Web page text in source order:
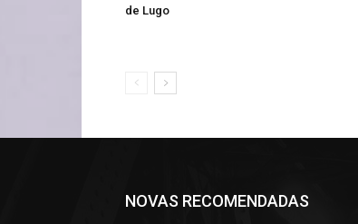
de Lugo
NOVAS RECOMENDADAS